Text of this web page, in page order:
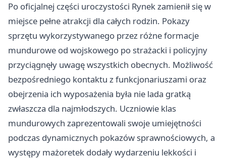
Po oficjalnej części uroczystości Rynek zamienił się w
miejsce pełne atrakcji dla całych rodzin. Pokazy
sprzętu wykorzystywanego przez różne formacje
mundurowe od wojskowego po strażacki i policyjny
przyciągnęły uwagę wszystkich obecnych. Możliwość
bezpośredniego kontaktu z funkcjonariuszami oraz
obejrzenia ich wyposażenia była nie lada gratką
zwłaszcza dla najmłodszych. Uczniowie klas
mundurowych zaprezentowali swoje umiejętności
podczas dynamicznych pokazów sprawnościowych, a
występy mażoretek dodały wydarzeniu lekkości i